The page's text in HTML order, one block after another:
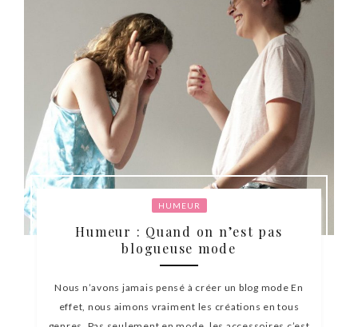
HUMEUR
Humeur : Quand on n’est pas
blogueuse mode
Nous n’avons jamais pensé à créer un blog mode En
effet, nous aimons vraiment les créations en tous